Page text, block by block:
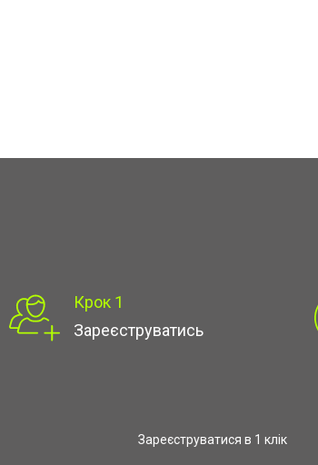
Крок 1
Зареєструватись
Зареєструватися в 1 клік